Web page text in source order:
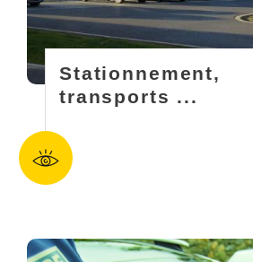
Stationnement,
transports ...